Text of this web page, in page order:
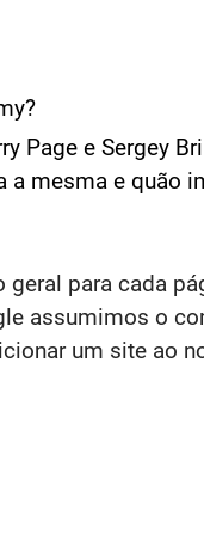
Page e Sergey
a mesma e quão
para cada
assumimos o
um site ao